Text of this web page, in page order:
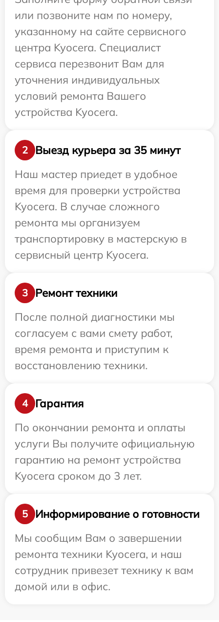
или позвоните нам по номеру,
указанному на сайте сервисного
центра Kyocera. Специалист
сервиса перезвонит Вам для
уточнения индивидуальных
условий ремонта Вашего
устройства Kyocera.
2
Выезд курьера за 35 минут
Наш мастер приедет в удобное
время для проверки устройства
Kyocera. В случае сложного
ремонта мы организуем
транспортировку в мастерскую в
сервисный центр Kyocera.
3
Ремонт техники
После полной диагностики мы
согласуем с вами смету работ,
время ремонта и приступим к
восстановлению техники.
4
Гарантия
По окончании ремонта и оплаты
услуги Вы получите официальную
гарантию на ремонт устройства
Kyocera сроком до 3 лет.
5
Информирование о готовности
Мы сообщим Вам о завершении
ремонта техники Kyocera, и наш
сотрудник привезет технику к вам
домой или в офис.